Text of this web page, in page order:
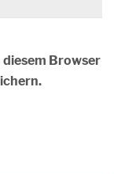
diesem Browser